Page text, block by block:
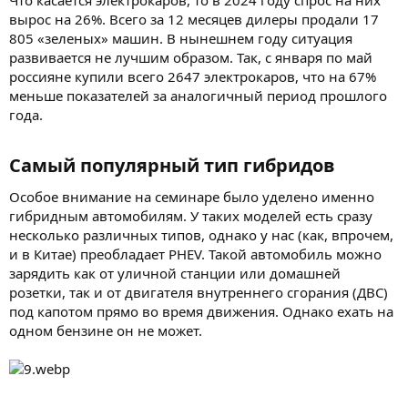
вырос на 26%. Всего за 12 месяцев дилеры продали 17
805 «зеленых» машин. В нынешнем году ситуация
развивается не лучшим образом. Так, с января по май
россияне купили всего 2647 электрокаров, что на 67%
меньше показателей за аналогичный период прошлого
года.
Самый популярный тип гибридов​
Особое внимание на семинаре было уделено именно
гибридным автомобилям. У таких моделей есть сразу
несколько различных типов, однако у нас (как, впрочем,
и в Китае) преобладает PHEV. Такой автомобиль можно
зарядить как от уличной станции или домашней
розетки, так и от двигателя внутреннего сгорания (ДВС)
под капотом прямо во время движения. Однако ехать на
одном бензине он не может.